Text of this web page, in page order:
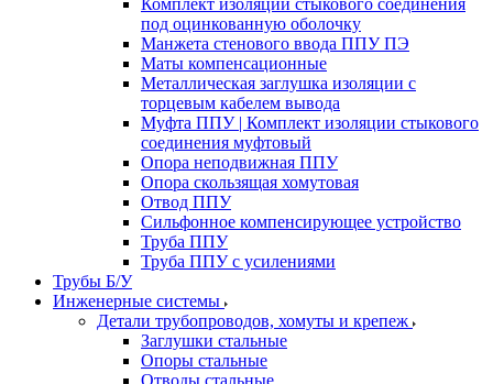
Комплект изоляции стыкового соединения
под оцинкованную оболочку
Манжета стенового ввода ППУ ПЭ
Маты компенсационные
Металлическая заглушка изоляции с
торцевым кабелем вывода
Муфта ППУ | Комплект изоляции стыкового
соединения муфтовый
Опора неподвижная ППУ
Опора скользящая хомутовая
Отвод ППУ
Сильфонное компенсирующее устройство
Труба ППУ
Труба ППУ с усилениями
Трубы Б/У
Инженерные системы
Детали трубопроводов, хомуты и крепеж
Заглушки стальные
Опоры стальные
Отводы стальные